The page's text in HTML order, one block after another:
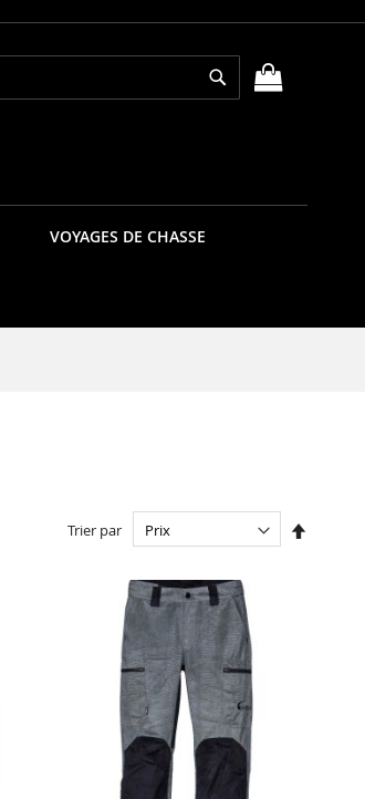
Rechercher
VOYAGES DE CHASSE
Trier par